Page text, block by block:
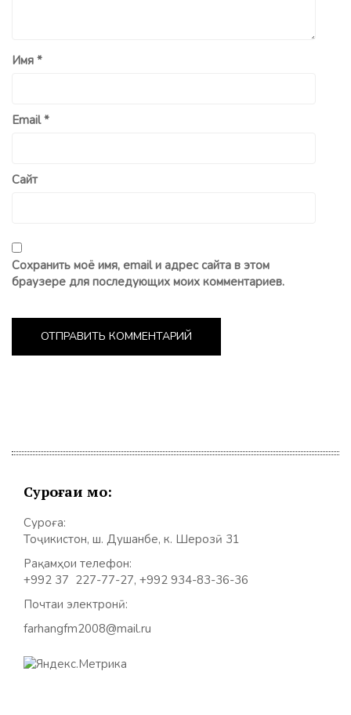
Имя *
Email*
Сайт
Сохранить моё имя, email и адрес сайта в этом
браузере для последующих моих комментариев.
Суроғаи мо:
Суроға:
Тоҷикистон, ш. Душанбе, к. Шерозӣ 31
Рақамҳои телефон:
+992 37 227-77-27, +992 934-83-36-36
Почтаи электронӣ:
farhangfm2008@mail.ru